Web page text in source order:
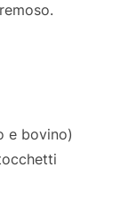
e bovino)